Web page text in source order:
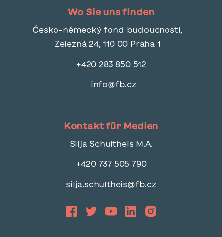
Wo Sie uns finden
Česko-německý fond budoucnosti,
Železná 24, 110 00 Praha 1
+420 283 850 512
info@fb.cz
Kontakt für Medien
Silja Schultheis M.A.
+420 737 505 790
silja.schultheis@fb.cz